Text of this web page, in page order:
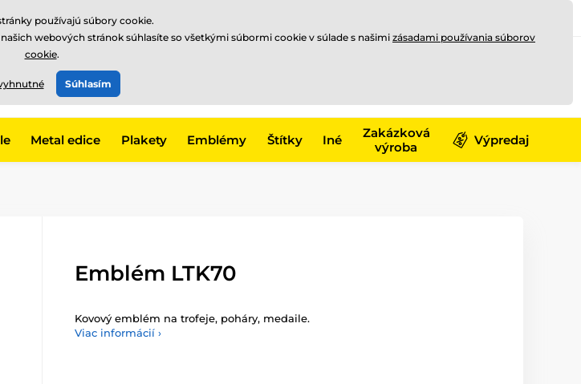
EUR
+421220255160
Metal edice Plakety Emblémy Štítky Iné
Zakázková
výroba
Výpredaj
Emblém LTK70
Kovový emblém na trofeje, poháry, medaile.
Viac informácií ›
používajú súbory cookie.
webových stránok súhlasíte so všetkými súbormi cookie v súlade s našimi zásadami používania súborov
cookie.
Súhlasím